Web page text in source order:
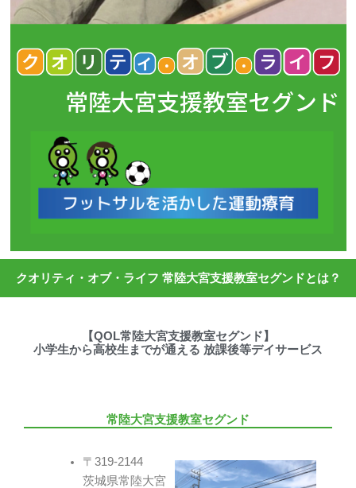
クオリティ・オブ・ライフ 常陸大宮支援教室セグンドとは？
【QOL常陸大宮支援教室セグンド】
小学生から高校生までが通える 放課後等デイサービス
常陸大宮支援教室セグンド
〒319-2144
茨城県常陸大宮